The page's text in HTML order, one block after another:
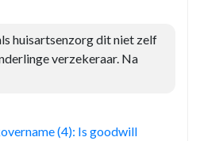
huisartsenzorg dit niet zelf
verzekeraar. Na
(4): Is goodwill